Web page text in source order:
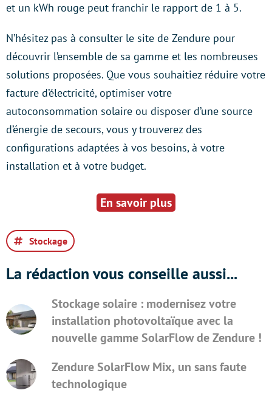
et un kWh rouge peut franchir le rapport de 1 à 5.
N’hésitez pas à consulter le site de Zendure pour
découvrir l’ensemble de sa gamme et les nombreuses
solutions proposées. Que vous souhaitiez réduire votre
facture d’électricité, optimiser votre
autoconsommation solaire ou disposer d’une source
d’énergie de secours, vous y trouverez des
configurations adaptées à vos besoins, à votre
installation et à votre budget.
En savoir plus
Stockage
La rédaction vous conseille aussi...
Stockage solaire : modernisez votre
installation photovoltaïque avec la
nouvelle gamme SolarFlow de Zendure !
Zendure SolarFlow Mix, un sans faute
technologique